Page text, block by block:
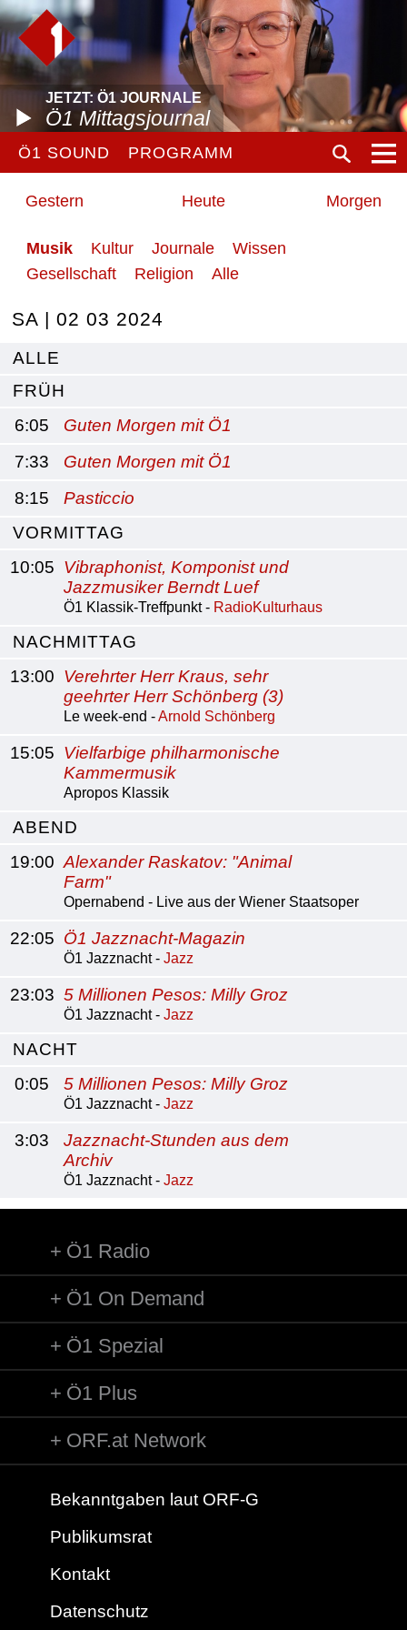
JETZT: Ö1 JOURNALE
Ö1 Mittagsjournal
Ö1 SOUND PROGRAMM
Gestern Heute Morgen
Musik Kultur Journale
Wissen
Gesellschaft
Religion Alle
SA | 02 03 2024
ALLE
FRÜH
6:05
Guten Morgen mit Ö1
7:33
Guten Morgen mit Ö1
8:15
Pasticcio
VORMITTAG
10:05 Vibraphonist, Komponist und
Jazzmusiker Berndt Luef
Ö1 Klassik-Treffpunkt - RadioKulturhaus
NACHMITTAG
13:00 Verehrter Herr Kraus, sehr
geehrter Herr Schönberg (3)
Le week-end -Arnold Schönberg
15:05 Vielfarbige philharmonische
Kammermusik
Apropos Klassik
ABEND
19:00 Alexander Raskatov: "Animal
Farm"
Opernabend - Live aus der Wiener Staatsoper
22:05 Ö1 Jazznacht-Magazin
Ö1 Jazznacht - Jazz
23:03 5 Millionen Pesos: Milly Groz
Ö1 Jazznacht - Jazz
NACHT
0:05
5 Millionen Pesos: Milly Groz
Ö1 Jazznacht - Jazz
3:03
Jazznacht-Stunden aus dem
Archiv
Ö1 Jazznacht - Jazz
Ö1 Radio
Ö1 On Demand
Ö1 Spezial
Ö1 Plus
ORF.at Network
Bekanntgaben laut ORF-G
Publikumsrat
Kontakt
Datenschutz